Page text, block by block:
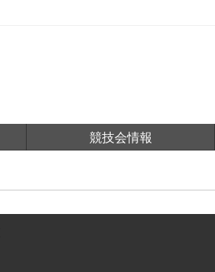
競技会情報